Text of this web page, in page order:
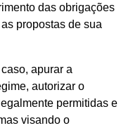
das obrigações
propostas de sua
apurar a
autorizar o
permitidas e
visando o